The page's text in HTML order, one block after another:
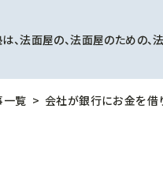
は、法面屋の、法面屋のための、
一覧 会社が銀行にお金を借